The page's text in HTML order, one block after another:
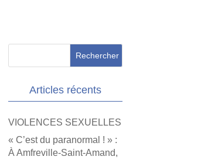
Articles récents
VIOLENCES SEXUELLES
« C’est du paranormal ! » :
À Amfreville-Saint-Amand,